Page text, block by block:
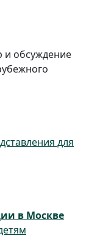
и обсуждение
для
в Москве